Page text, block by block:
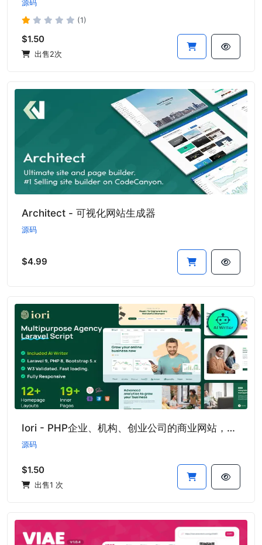
源码
(1)
$1.50
出售2次
Architect - 可视化网站生成器
源码
$4.99
Iori - PHP企业、机构、创业公司的商业网站，配备AI写作工具和购物车
源码
$1.50
出售1 次